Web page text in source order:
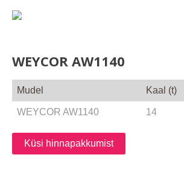
WEYCOR AW1140
Mudel Kaal (t)
WEYCOR AW1140 14
Küsi hinnapakkumist